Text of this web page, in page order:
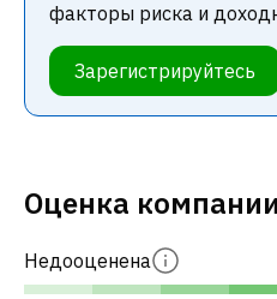
факторы риска и
Зарегистрируйтесь
Оценка компании
Недооценена